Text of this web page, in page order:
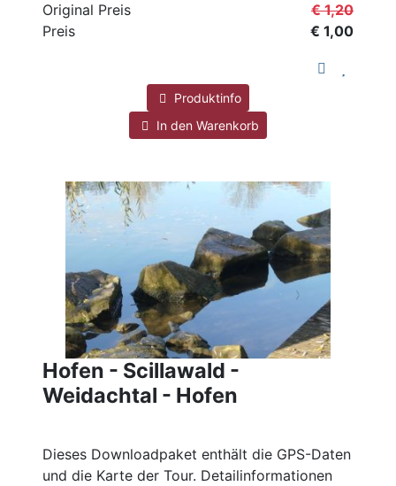
Original Preis
€ 1,20
Preis
€ 1,00
Produktinfo
In den Warenkorb
Hofen - Scillawald -
Weidachtal - Hofen
Dieses Downloadpaket enthält die GPS-Daten
und die Karte der Tour. Detailinformationen